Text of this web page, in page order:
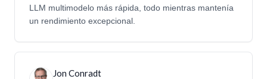
LLM multimodelo más rápida, todo mientras mantenía
un rendimiento excepcional.
Jon Conradt